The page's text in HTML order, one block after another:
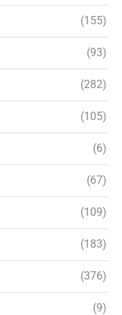
(155)
(93)
(282)
(105)
(6)
(67)
(109)
(183)
(376)
(9)